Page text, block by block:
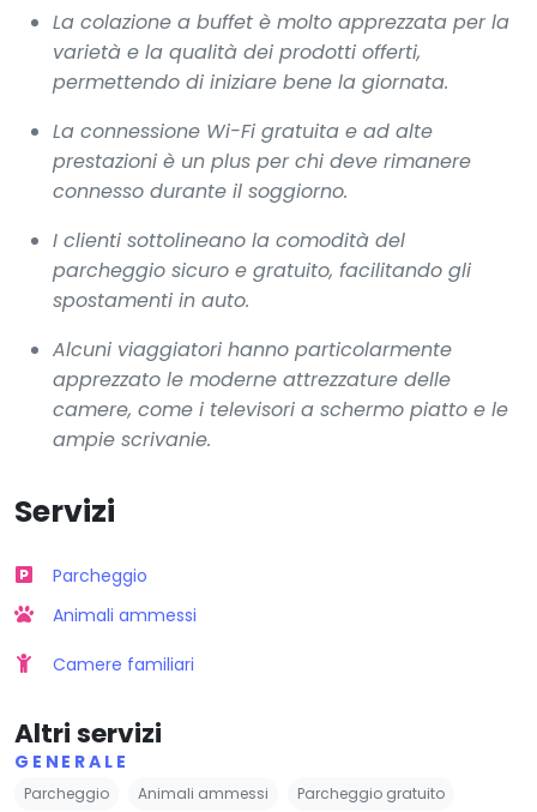
La colazione a buffet è molto apprezzata per la
varietà e la qualità dei prodotti offerti,
permettendo di iniziare bene la giornata.
La connessione Wi-Fi gratuita e ad alte
prestazioni è un plus per chi deve rimanere
connesso durante il soggiorno.
I clienti sottolineano la comodità del
parcheggio sicuro e gratuito, facilitando gli
spostamenti in auto.
Alcuni viaggiatori hanno particolarmente
apprezzato le moderne attrezzature delle
camere, come i televisori a schermo piatto e le
ampie scrivanie.
Servizi
Parcheggio
Animali ammessi
Camere familiari
Altri servizi
GENERALE
Parcheggio Animali ammessi Parcheggio gratuito